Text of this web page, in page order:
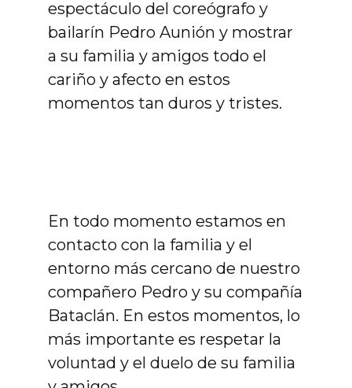
espectáculo del coreógrafo y
bailarín Pedro Aunión y mostrar
a su familia y amigos todo el
cariño y afecto en estos
momentos tan duros y tristes.
En todo momento estamos en
contacto con la familia y el
entorno más cercano de nuestro
compañero Pedro y su compañía
Bataclán. En estos momentos, lo
más importante es respetar la
voluntad y el duelo de su familia